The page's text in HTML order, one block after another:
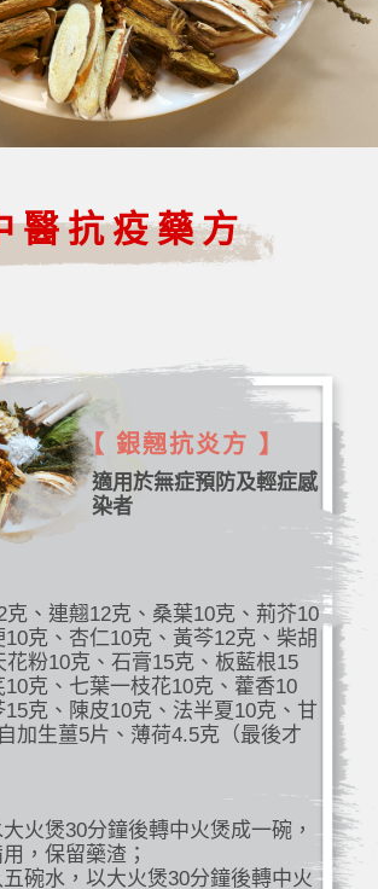
醫抗疫藥方
【 銀翹抗炎方 】
適用於無症預防及輕症感
染者
克、連翹12克、桑葉10克、荊芥10
10克、杏仁10克、黃芩12克、柴胡
花粉10克、石膏15克、板藍根15
10克、七葉一枝花10克、藿香10
15克、陳皮10克、法半夏10克、甘
加生薑5片、薄荷4.5克（最後才
火煲30分鐘後轉中火煲成一碗，
，保留藥渣；
碗水，以大火煲30分鐘後轉中火